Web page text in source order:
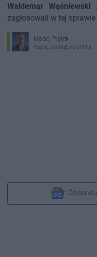
Waldemar Wąśniewski
zagłosowali w tej sprawie
Maciej Piątek
maciej.piatek@ino.online